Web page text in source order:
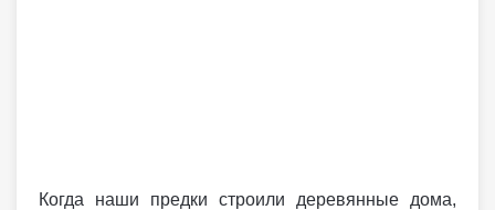
Когда наши предки строили деревянные дома,